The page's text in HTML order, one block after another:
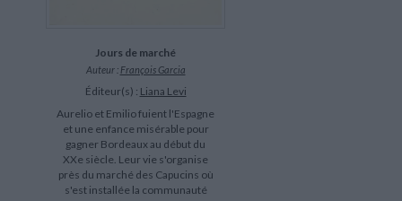
Jours de marché
Auteur : François Garcia
Éditeur(s) : Liana Levi
Aurelio et Emilio fuient l'Espagne
et une enfance misérable pour
gagner Bordeaux au début du
XXe siècle. Leur vie s'organise
près du marché des Capucins où
s'est installée la communauté